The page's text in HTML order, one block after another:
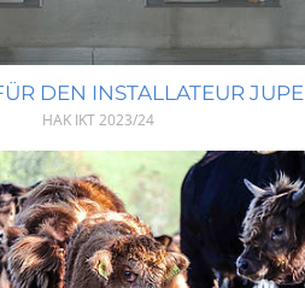
DEN INSTALLATEUR JUPE
HAK IKT2023/24